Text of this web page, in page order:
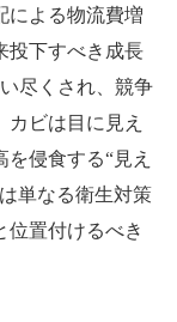
による物流費増
投下すべき成長
尽くされ、競争
ビは目に見え
侵食する“見え
単なる衛生対策
位置付けるべき